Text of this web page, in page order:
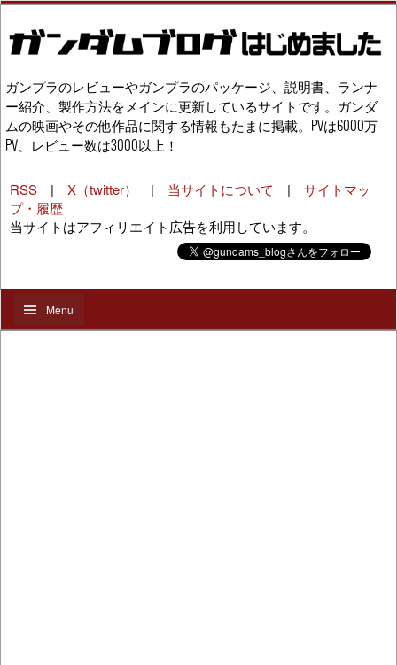
ガンプラのレビューやガンプラのパッケージ、説明書、ランナ
ー紹介、製作方法をメインに更新しているサイトです。ガンダ
ムの映画やその他作品に関する情報もたまに掲載。PVは6000万
PV、レビュー数は3000以上！
RSS | X（twitter） | 当サイトについて | サイトマッ
プ・履歴
当サイトはアフィリエイト広告を利用しています。
Menu